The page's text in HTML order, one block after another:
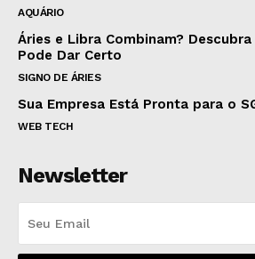
AQUÁRIO
Áries e Libra Combinam? Descubra
Pode Dar Certo
SIGNO DE ÁRIES
Sua Empresa Está Pronta para o
WEB TECH
Newsletter